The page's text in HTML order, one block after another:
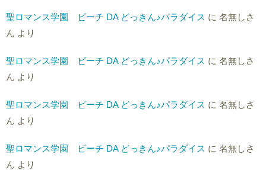
聖ロマンス学園 ビーチ DA どっきん♪パラダイス に 名無しさ
ん より
聖ロマンス学園 ビーチ DA どっきん♪パラダイス に 名無しさ
ん より
聖ロマンス学園 ビーチ DA どっきん♪パラダイス に 名無しさ
ん より
聖ロマンス学園 ビーチ DA どっきん♪パラダイス に 名無しさ
ん より